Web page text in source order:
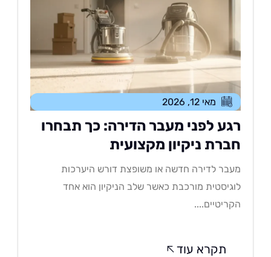
מאי 12, 2026
לפני מעבר הדירה: כך תבחרו
ניקיון מקצועית
לדירה חדשה או משופצת דורש היערכות
מורכבת כאשר שלב הניקיון הוא אחד
תקרא עוד